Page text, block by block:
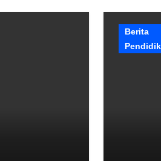
Berita